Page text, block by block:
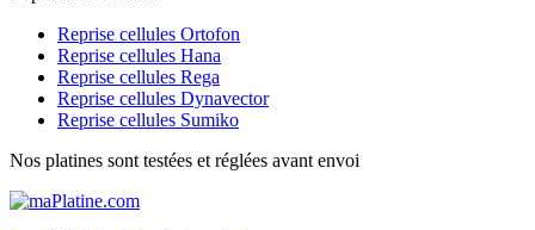
Reprise cellules Ortofon
Reprise cellules Hana
Reprise cellules Rega
Reprise cellules Dynavector
Reprise cellules Sumiko
Nos platines sont testées et réglées avant envoi